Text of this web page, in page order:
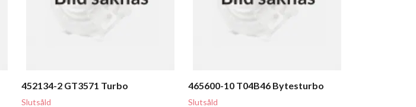
452134-2 GT3571 Turbo
Slutsåld
465600-10 T04B46 Bytesturbo
Slutsåld